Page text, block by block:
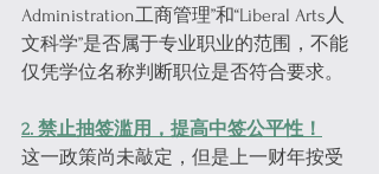
Administration工商管理”和“Liberal Arts人
文科学”是否属于专业职业的范围，不能
仅凭学位名称判断职位是否符合要求。
2. 禁止抽签滥用，提高中签公平性！
这一政策尚未敲定，但是上一财年按受